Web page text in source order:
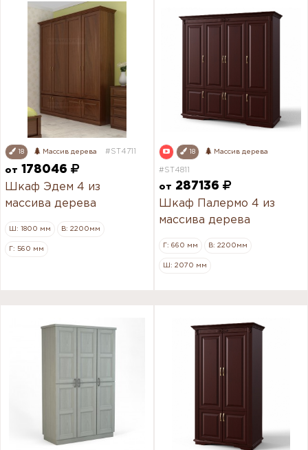
18 Массив дерева #ST4711
от
178046
Шкаф Эдем 4 из
массива дерева
Ш: 1800 мм В: 2200мм
Г: 560 мм
18 Массив дерева
#ST4811
от
287136
Шкаф Палермо 4 из
массива дерева
Г: 660 мм В: 2200мм
Ш: 2070 мм